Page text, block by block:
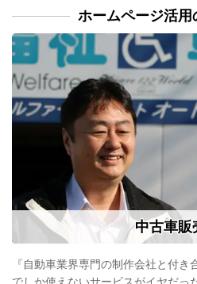
ホームページ活
中古車販
『自動車業界専門の制作会社と付